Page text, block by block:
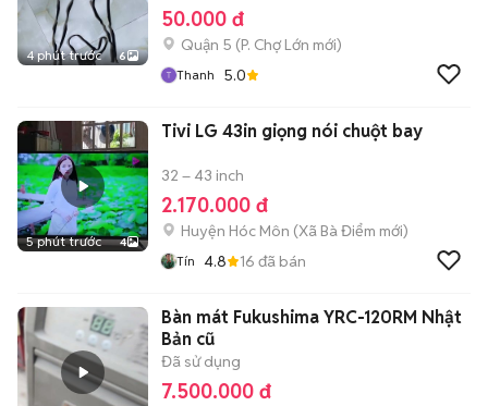
4 phút trước 6
50.000 đ
Quận 5 (P. Chợ Lớn mới)
Thanh 5.0
5 phút trước 4
Tivi LG 43in giọng nói chuột bay
32 – 43 inch
2.170.000 đ
Huyện Hóc Môn (Xã Bà Điểm mới)
Tín 4.8 16 đã bán
Bàn mát Fukushima YRC-120RM Nhật
Bản cũ
Đã sử dụng
7.500.000 đ